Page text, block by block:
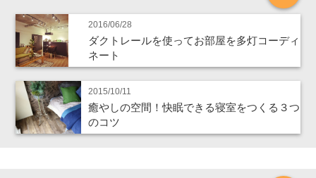
2016/06/28
ダクトレールを使ってお部屋を多灯コーディ
ネート
2015/10/11
癒やしの空間！快眠できる寝室をつくる３つ
のコツ